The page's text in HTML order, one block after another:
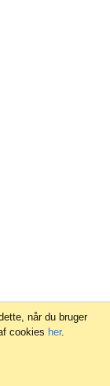
når du bruger
cookies her.